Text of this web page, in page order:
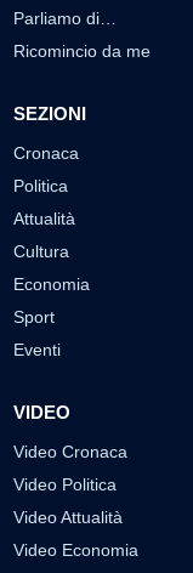
Parliamo di…
Ricomincio da me
SEZIONI
Cronaca
Politica
Attualità
Cultura
Economia
Sport
Eventi
VIDEO
Video Cronaca
Video Politica
Video Attualità
Video Economia